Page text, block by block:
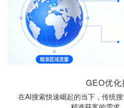
GEO优化
在AI搜索快速崛起的当下，传统